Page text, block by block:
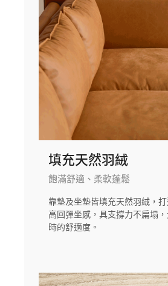
填充天然羽絨
飽滿舒適、柔軟蓬鬆
靠墊及坐墊皆填充天然羽絨，
高回彈坐感，具支撐力不扁塌
時的舒適度。